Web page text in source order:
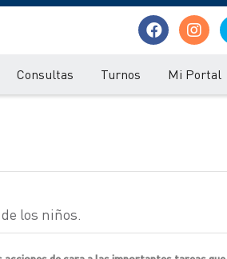
Consultas Turnos Mi Portal
los niños.